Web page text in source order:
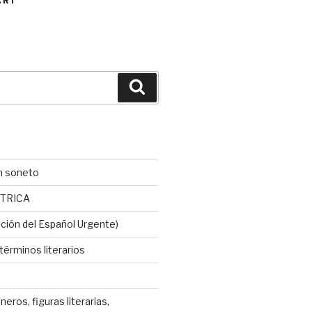
soneto
del Español Urgente)
literarios
figuras literarias,